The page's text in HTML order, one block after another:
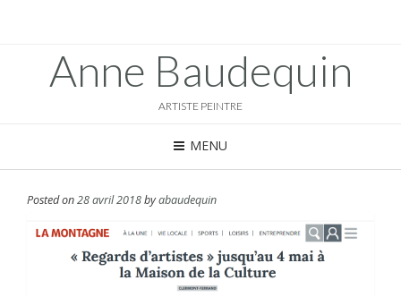
Anne Baudequin
ARTISTE PEINTRE
MENU
Posted on28 avril 2018byabaudequin